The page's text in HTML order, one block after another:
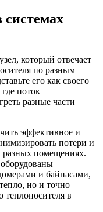
который отвечает
по разным
его как своего
поток
разные части
эффективное и
потери и
разных помещениях.
и байпасами,
но и точно
теплоносителя в